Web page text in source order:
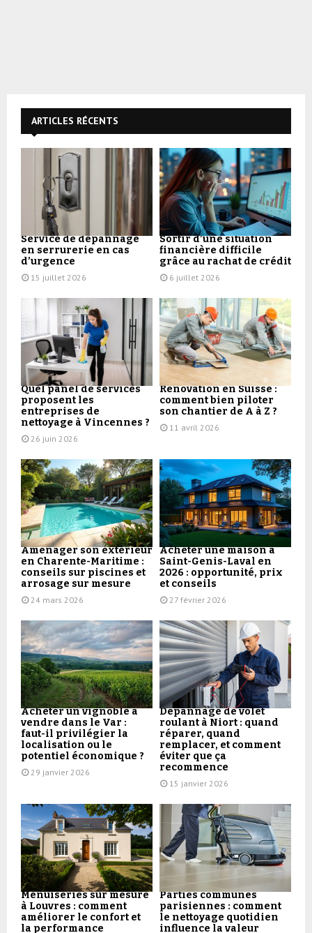
ARTICLES RÉCENTS
Service de dépannage
en serrurerie en cas
d’urgence
15 juillet 2026
Sortir d’une situation
financière difficile
grâce au rachat de crédit
6 juillet 2026
Quel panel de services
proposent les
entreprises de
nettoyage à Vincennes ?
26 juin 2026
Rénovation en Suisse :
comment bien piloter
son chantier de A à Z ?
11 avril 2026
Aménager son extérieur
en Charente-Maritime :
conseils sur piscines et
arrosage sur mesure
24 mars 2026
Acheter une maison à
Saint-Genis-Laval en
2026 : opportunité, prix
et conseils
27 février 2026
Acheter un vignoble à
vendre dans le Var :
faut-il privilégier la
localisation ou le
potentiel économique ?
29 janvier 2026
Dépannage de volet
roulant à Niort : quand
réparer, quand
remplacer, et comment
éviter que ça
recommence
15 janvier 2026
Menuiseries sur mesure
à Louvres : comment
améliorer le confort et
la performance
Parties communes
parisiennes : comment
le nettoyage quotidien
influence la valeur